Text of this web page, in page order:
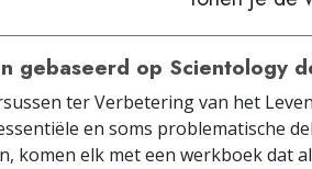
gebaseerd op Scientology
ter Verbetering van het
en soms problematische
komen elk met een werkboek dat